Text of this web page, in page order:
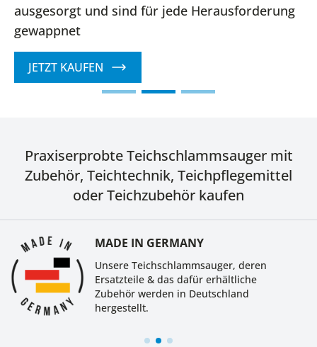
ausgesorgt und sind für jede Herausforderung
gewappnet
JETZT KAUFEN
Praxiserprobte Teichschlammsauger mit
Zubehör, Teichtechnik, Teichpflegemittel
oder Teichzubehör kaufen
MADE IN GERMANY
Unsere Teichschlammsauger, deren
Ersatzteile & das dafür erhältliche
Zubehör werden in Deutschland
hergestellt.